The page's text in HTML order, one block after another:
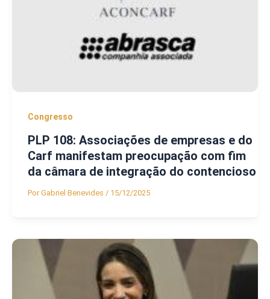
Congresso
PLP 108: Associações de empresas e do
Carf manifestam preocupação com fim
da câmara de integração do contencioso
PorGabriel Benevides / 15/12/2025